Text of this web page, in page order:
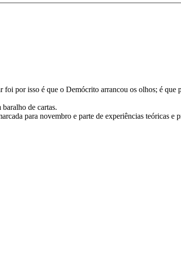
foi por isso é que o Demócrito arrancou os olhos; é
de cartas.
para novembro e parte de experiências teóricas